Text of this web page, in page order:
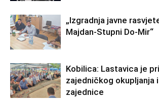
„Izgradnja javne
Majdan-Stupni Do-Mir“
Kobilica: Lastavica je
zajedničkog okupljanja
zajednice